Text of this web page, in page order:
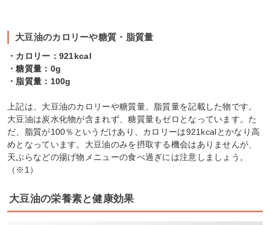
大豆油のカロリーや糖質・脂質量
・カロリー：921kcal
・糖質量：0g
・脂質量：100g
上記は、大豆油のカロリーや糖質量、脂質量を記載した物です。
大豆油は炭水化物が含まれず、糖質量もゼロとなっています。た
だ、脂質が100％というだけあり、カロリーは921kcalとかなり高
めとなっています。大豆油のみを摂取する機会はありませんが、
天ぷらなどの揚げ物メニューの食べ過ぎには注意しましょう。
（※1）
大豆油の栄養素と健康効果